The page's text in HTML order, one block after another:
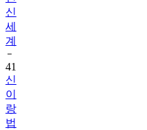
신
세
계
41
신
이
랑
법